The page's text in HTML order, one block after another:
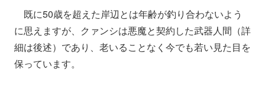
既に50歳を超えた岸辺とは年齢が釣り合わないよう
に思えますが、クァンシは悪魔と契約した武器人間（詳
細は後述）であり、老いることなく今でも若い見た目を
保っています。